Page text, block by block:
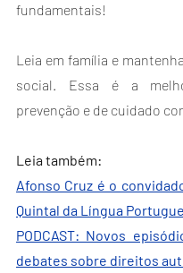
fundamentais!
Leia em família e
social. Essa é a
prevenção e de cuidado
Leia também:
Afonso Cruz é o
Quintal da Língua
PODCAST: Novos
debates sobre direitos